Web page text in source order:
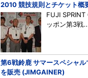
2010 競技規則とチケット概
FUJI
ッポン第3戦
第6戦鈴鹿 サマースペシャ
を販売 (JIMGAINER)